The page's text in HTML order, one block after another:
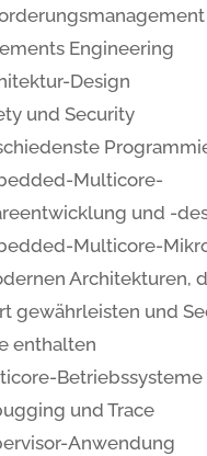
Engineering
Design
und Security
Multicore-
und -
Multicore-
Architekturen,
gewährleisten und
enthalten
Betriebssysteme
und Trace
Anwendung